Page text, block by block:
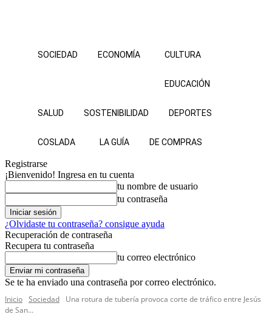
SOCIEDAD ECONOMÍA CULTURA
EDUCACIÓN
SALUD SOSTENIBILIDAD DEPORTES
COSLADA LA GUÍA DE COMPRAS
Registrarse
¡Bienvenido! Ingresa en tu cuenta
tu nombre de usuario
tu contraseña
¿Olvidaste tu contraseña? consigue ayuda
Recuperación de contraseña
Recupera tu contraseña
tu correo electrónico
Se te ha enviado una contraseña por correo electrónico.
Inicio Sociedad
Una rotura de tubería provoca corte de tráfico entre Jesús
de San...